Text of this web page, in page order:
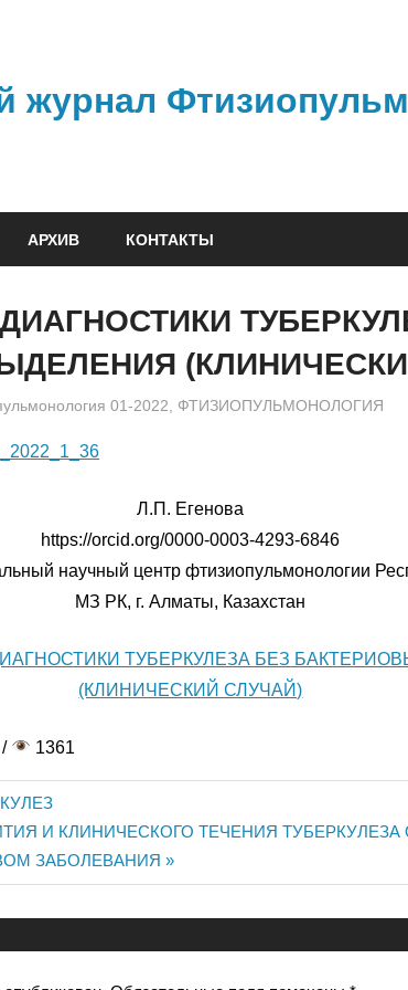
журнал
АРХИВ КОНТАКТЫ
01-2022 ФТИЗИОПУЛЬМОНОЛОГИЯ
Л.П. Егенова
https://orcid.org/0000-0003-4293-6846
научный центр фтизиопульмонологии
МЗ РК, г. Алматы, Казахстан
ТУБЕРКУЛЕЗА БЕЗ
(КЛИНИЧЕСКИЙ СЛУЧАЙ)
/ 1361
И КЛИНИЧЕСКОГО ТЕЧЕНИЯ
ЗАБОЛЕВАНИЯ